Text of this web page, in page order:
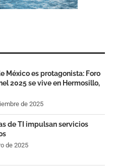
México es protagonista: Foro
2025 se vive en Hermosillo,
de 2025
de TI impulsan servicios
de 2025